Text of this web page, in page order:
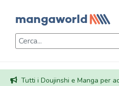
Tutti i Doujinshi e Manga per